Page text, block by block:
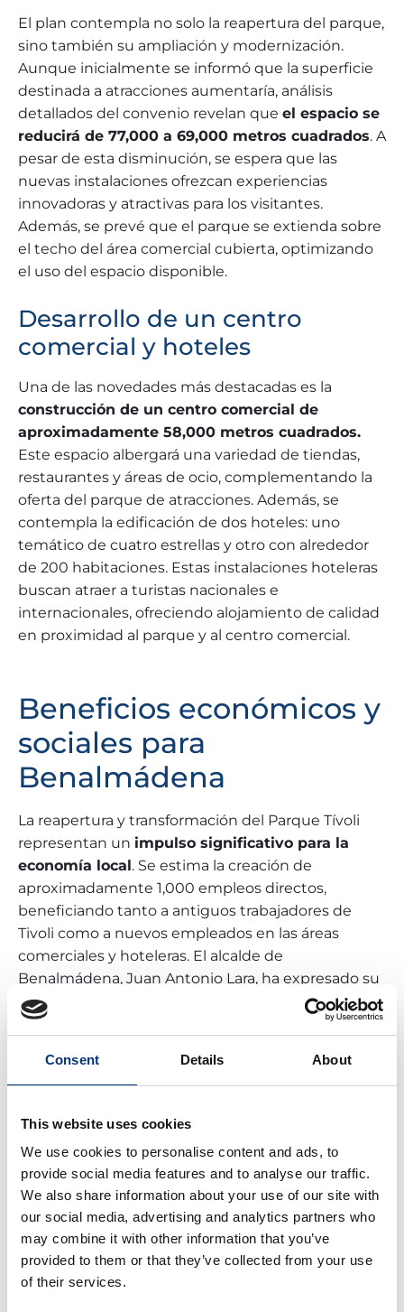
Consent Details About
This website uses cookies
We use cookies to personalise content and ads, to
provide social media features and to analyse our traffic.
We also share information about your use of our site with
our social media, advertising and analytics partners who
may combine it with other information that you’ve
provided to them or that they’ve collected from your use
of their services.
El plan contempla no solo la reapertura del parque,
sino también su ampliación y modernización.
Aunque inicialmente se informó que la superficie
destinada a atracciones aumentaría, análisis
detallados del convenio revelan que el espacio se
reducirá de 77,000 a 69,000 metros cuadrados. A
pesar de esta disminución, se espera que las
nuevas instalaciones ofrezcan experiencias
innovadoras y atractivas para los visitantes.
Además, se prevé que el parque se extienda sobre
el techo del área comercial cubierta, optimizando
el uso del espacio disponible.
Desarrollo de un centro
comercial y hoteles
Una de las novedades más destacadas es la
construcción de un centro comercial de
aproximadamente 58,000 metros cuadrados.
Este espacio albergará una variedad de tiendas,
restaurantes y áreas de ocio, complementando la
oferta del parque de atracciones. Además, se
contempla la edificación de dos hoteles: uno
temático de cuatro estrellas y otro con alrededor
de 200 habitaciones. Estas instalaciones hoteleras
buscan atraer a turistas nacionales e
internacionales, ofreciendo alojamiento de calidad
en proximidad al parque y al centro comercial.
Beneficios económicos y
sociales para
Benalmádena
La reapertura y transformación del Parque Tívoli
representan un impulso significativo para la
economía local. Se estima la creación de
aproximadamente 1,000 empleos directos,
beneficiando tanto a antiguos trabajadores de
Tivoli como a nuevos empleados en las áreas
comerciales y hoteleras. El alcalde de
Benalmádena, Juan Antonio Lara, ha expresado su
convencimiento de que el nuevo complejo será un
revulsivo para la ciudad, similar al impacto que
Además del empleo, se espera que el renovado
dinamizando otros sectores como la hostelería, el
comercio y los servicios locales. La combinación de
un parque de atracciones modernizado con un
centro comercial y opciones de hospedaje
posicionará a Benalmádena como undestino
turístico integral en la Costa del Sol .